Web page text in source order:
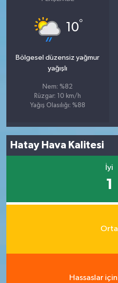
10°
Bölgesel düzensiz yağmur
yağışlı
Nem: %82
Rüzgar: 10 km/h
Yağış Olasılığı: %88
Hatay Hava Kalitesi
İyi
1
Orta
Hassaslar için